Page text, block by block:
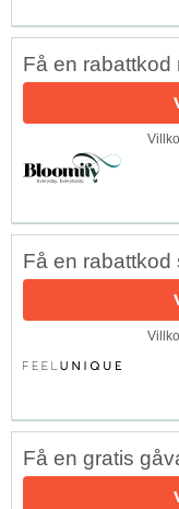
Få en rabattkod
Få en rabattkod
Få en gratis